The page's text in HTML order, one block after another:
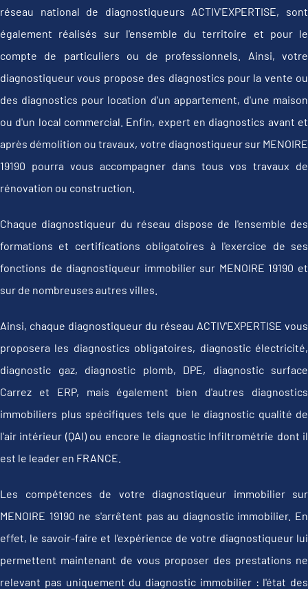
réseau national de diagnostiqueurs ACTIV'EXPERTISE, sont
également réalisés sur l'ensemble du territoire et pour le
compte de particuliers ou de professionnels. Ainsi, votre
diagnostiqueur vous propose des diagnostics pour la vente ou
des diagnostics pour location d'un appartement, d'une maison
ou d'un local commercial. Enfin, expert en diagnostics avant et
après démolition ou travaux, votre diagnostiqueur sur MENOIRE
19190 pourra vous accompagner dans tous vos travaux de
rénovation ou construction.
Chaque diagnostiqueur du réseau dispose de l'ensemble des
formations et certifications obligatoires à l'exercice de ses
fonctions de diagnostiqueur immobilier sur MENOIRE 19190 et
sur de nombreuses autres villes.
Ainsi, chaque diagnostiqueur du réseau ACTIV'EXPERTISE vous
proposera les diagnostics obligatoires, diagnostic électricité,
diagnostic gaz, diagnostic plomb, DPE, diagnostic surface
Carrez et ERP, mais également bien d'autres diagnostics
immobiliers plus spécifiques tels que le diagnostic qualité de
l'air intérieur (QAI) ou encore le diagnostic Infiltrométrie dont il
est le leader en FRANCE.
Les compétences de votre diagnostiqueur immobilier sur
MENOIRE 19190 ne s'arrêtent pas au diagnostic immobilier. En
effet, le savoir-faire et l'expérience de votre diagnostiqueur lui
permettent maintenant de vous proposer des prestations ne
relevant pas uniquement du diagnostic immobilier : l'état des